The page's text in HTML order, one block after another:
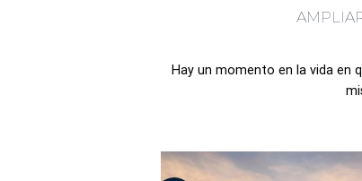
Hay un momento en la vida en